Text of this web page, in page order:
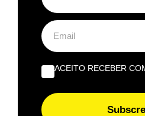
ACEITO RECEBER